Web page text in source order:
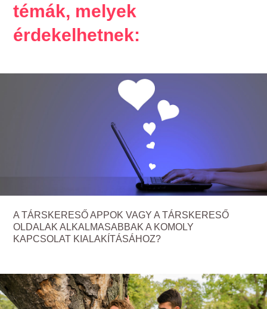
témák, melyek
érdekelhetnek:
A TÁRSKERESŐ APPOK VAGY A TÁRSKERESŐ
OLDALAK ALKALMASABBAK A KOMOLY
KAPCSOLAT KIALAKÍTÁSÁHOZ?